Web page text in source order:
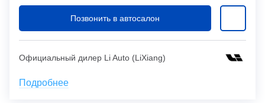
Позвонить в автосалон
Официальный дилер Li Auto (LiXiang)
Подробнее